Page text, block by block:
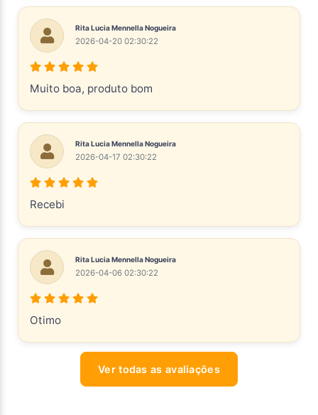
Rita Lucia Mennella Nogueira
2026-04-20 02:30:22
Muito boa, produto bom
Rita Lucia Mennella Nogueira
2026-04-17 02:30:22
Recebi
Rita Lucia Mennella Nogueira
2026-04-06 02:30:22
Otimo
Ver todas as avaliações